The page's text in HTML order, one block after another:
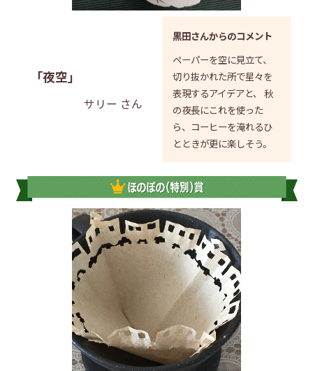
「夜空」
サリー さん
黒田さんからのコメント
ペーパーを空に見立て、
切り抜かれた所で星々を
表現するアイデアと、 秋
の夜長にこれを使った
ら、コーヒーを淹れるひ
とときが更に楽しそう。